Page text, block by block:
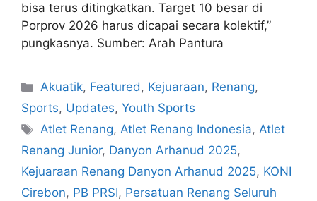
bisa terus ditingkatkan. Target 10 besar di
Porprov 2026 harus dicapai secara kolektif,”
pungkasnya. Sumber: Arah Pantura
Akuatik, Featured, Kejuaraan, Renang,
Sports, Updates, Youth Sports
Atlet Renang,Atlet Renang Indonesia,Atlet
Renang Junior, Danyon Arhanud 2025,
Kejuaraan Renang Danyon Arhanud 2025, KONI
Cirebon, PB PRSI, Persatuan Renang Seluruh